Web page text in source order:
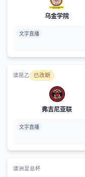
乌金学院
文字直播
澳昆乙 已改期
弗吉尼亚联
文字直播
澳洲足总杯